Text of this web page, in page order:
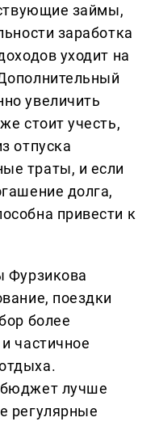
займы,
заработка
уходит на
увеличить
стоит учесть,
отпуска
траты, и если
долга,
привести к
Фурзикова
поездки
более
частичное
бюджет лучше
регулярные